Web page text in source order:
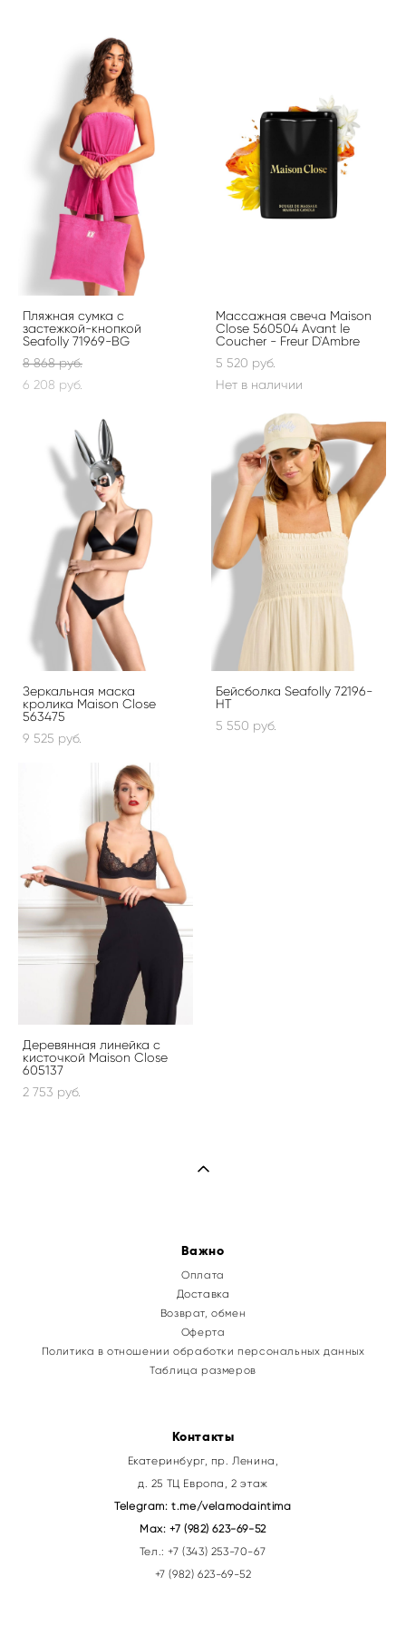
Пляжная сумка с
застежкой-кнопкой
Seafolly 71969-BG
8 868 pуб.
6 208 pуб.
Массажная свеча Maison
Close 560504 Avant le
Coucher - Freur D`Ambre
5 520 pуб.
Нет в наличии
Зеркальная маска
кролика Maison Close
563475
9 525 pуб.
Бейсболка Seafolly 72196-
HT
5 550 pуб.
Деревянная линейка с
кисточкой Maison Close
605137
2 753 pуб.
Важно
Оплата
Доставка
Возврат, обмен
Оферта
Политика в отношении обработки персональных данных
Таблица размеров
Контакты
Екатеринбург, пр. Ленина,
д. 25 ТЦ Европа, 2 этаж
Telegram:t.me/velamodaintima
Max:+7 (982) 623-69-52
Тел.:+7 (343) 253-70-67
+7 (982) 623-69-52